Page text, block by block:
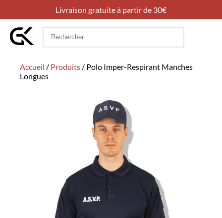
Livraison gratuite à partir de 30€
Rechercher
Accueil / Produits / Polo Imper-Respirant Manches
Longues